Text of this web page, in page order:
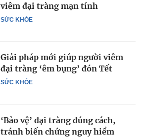
SỨC KHỎE
viêm đại tràng mạn tính
SỨC KHỎE
Giải pháp mới giúp người viêm
đại tràng ‘êm bụng’ đón Tết
‘Bảo vệ’ đại tràng đúng cách,
tránh biến chứng nguy hiểm